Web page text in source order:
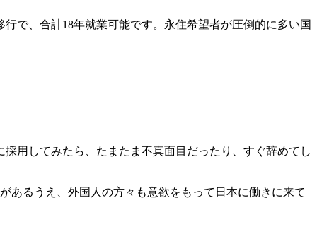
で、合計18年就業可能です。永住希望者が圧倒的に多い国
用してみたら、たまたま不真面目だったり、すぐ辞めてし
あるうえ、外国人の方々も意欲をもって日本に働きに来て